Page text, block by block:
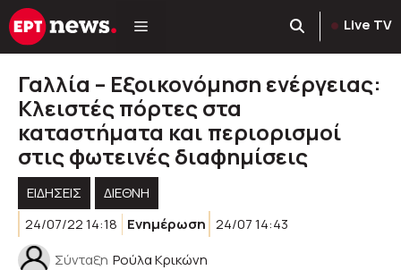
Μετάβαση
σε
Live TV
Γαλλία – Εξοικονόμηση ενέργειας:
Κλειστές πόρτες στα
καταστήματα και περιορισμοί
στις φωτεινές διαφημίσεις
ΕΙΔΗΣΕΙΣ
ΔΙΕΘΝΗ
24/07/22 14:18
Ενημέρωση 24/07 14:43
Σύνταξη Ρούλα Κρικώνη